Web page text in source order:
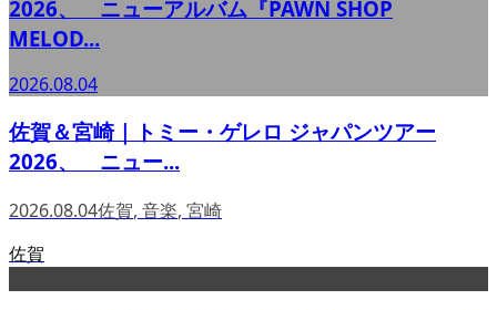
2026、 ニューアルバム『PAWN SHOP
MELOD...
2026.08.04
佐賀＆宮崎｜トミー・ゲレロ ジャパンツアー
2026、 ニュー...
2026.08.04佐賀, 音楽, 宮崎
佐賀